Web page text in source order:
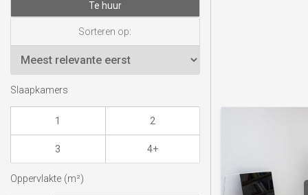
Te huur
Sorteren op:
Slaapkamers
1 2
3 4+
Oppervlakte (m²)